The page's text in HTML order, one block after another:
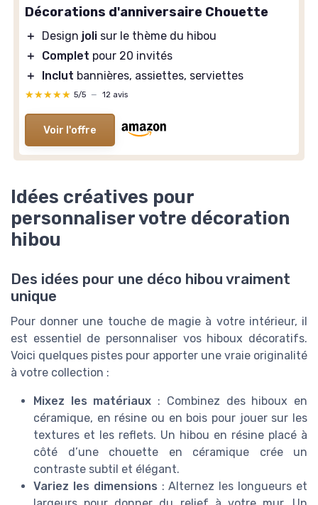
Décorations d'anniversaire Chouette
＋ Design joli sur le thème du hibou
＋
Complet pour 20 invités
＋
Inclut bannières, assiettes, serviettes
★★★★★
★★★★★ 5/5 — 12 avis
Voir l'offre
Idées créatives pour
personnaliser votre décoration
hibou
Des idées pour une déco hibou vraiment
unique
Pour donner une touche de magie à votre intérieur, il
est essentiel de personnaliser vos hiboux décoratifs.
Voici quelques pistes pour apporter une vraie originalité
à votre collection :
Mixez les matériaux : Combinez des hiboux en
céramique, en résine ou en bois pour jouer sur les
textures et les reflets. Un hibou en résine placé à
côté d’une chouette en céramique crée un
contraste subtil et élégant.
Variez les dimensions : Alternez les longueurs et